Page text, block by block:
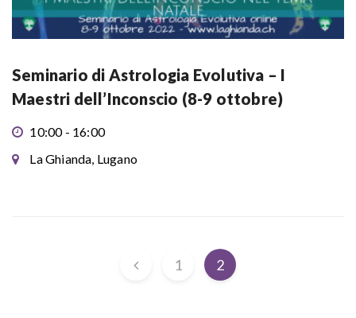
Seminario di Astrologia Evolutiva – I
Maestri dell’Inconscio (8-9 ottobre)
10:00 - 16:00
La Ghianda, Lugano
1 2